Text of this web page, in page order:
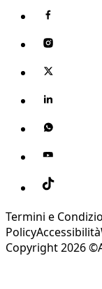
Termini e
PolicyAccessibilità
Copyright 2026